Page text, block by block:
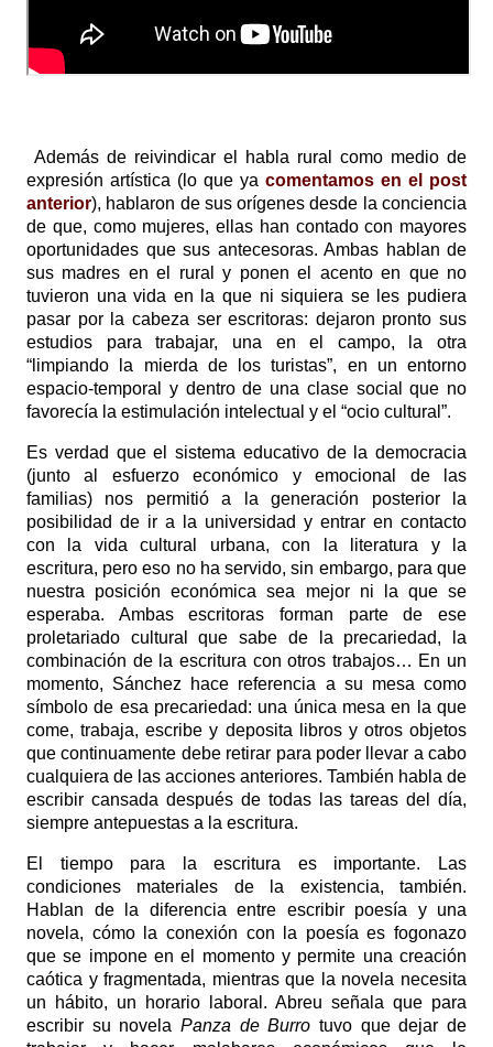
Además de reivindicar el habla rural como medio de
expresión artística (lo que ya comentamos en el post
anterior), hablaron de sus orígenes desde la conciencia
de que, como mujeres, ellas han contado con mayores
oportunidades que sus antecesoras. Ambas hablan de
sus madres en el rural y ponen el acento en que no
tuvieron una vida en la que ni siquiera se les pudiera
pasar por la cabeza ser escritoras: dejaron pronto sus
estudios para trabajar, una en el campo, la otra
“limpiando la mierda de los turistas”, en un entorno
espacio-temporal y dentro de una clase social que no
favorecía la estimulación intelectual y el “ocio cultural”.
Es verdad que el sistema educativo de la democracia
(junto al esfuerzo económico y emocional de las
familias) nos permitió a la generación posterior la
posibilidad de ir a la universidad y entrar en contacto
con la vida cultural urbana, con la literatura y la
escritura, pero eso no ha servido, sin embargo, para que
nuestra posición económica sea mejor ni la que se
esperaba. Ambas escritoras forman parte de ese
proletariado cultural que sabe de la precariedad, la
combinación de la escritura con otros trabajos… En un
momento, Sánchez hace referencia a su mesa como
símbolo de esa precariedad: una única mesa en la que
come, trabaja, escribe y deposita libros y otros objetos
que continuamente debe retirar para poder llevar a cabo
cualquiera de las acciones anteriores. También habla de
escribir cansada después de todas las tareas del día,
siempre antepuestas a la escritura.
El tiempo para la escritura es importante. Las
condiciones materiales de la existencia, también.
Hablan de la diferencia entre escribir poesía y una
novela, cómo la conexión con la poesía es fogonazo
que se impone en el momento y permite una creación
caótica y fragmentada, mientras que la novela necesita
un hábito, un horario laboral. Abreu señala que para
escribir su novela Panza de Burro tuvo que dejar de